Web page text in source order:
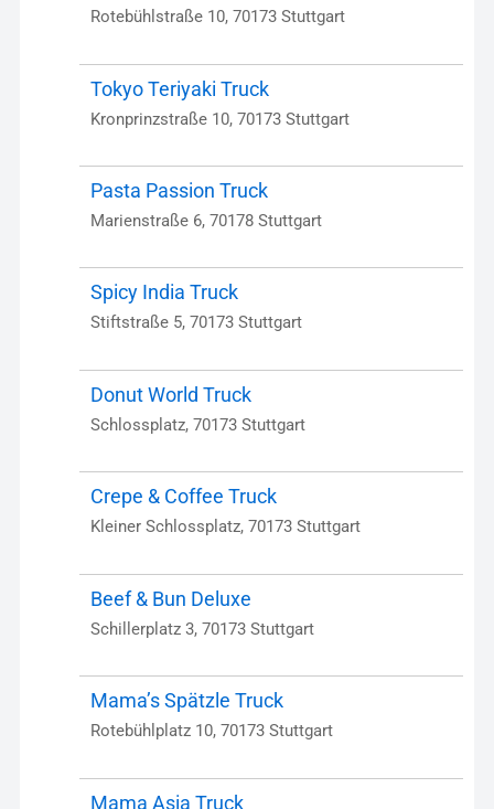
Rotebühlstraße 10, 70173 Stuttgart
Tokyo Teriyaki Truck
Kronprinzstraße 10, 70173 Stuttgart
Pasta Passion Truck
Marienstraße 6, 70178 Stuttgart
Spicy India Truck
Stiftstraße 5, 70173 Stuttgart
Donut World Truck
Schlossplatz, 70173 Stuttgart
Crepe & Coffee Truck
Kleiner Schlossplatz, 70173 Stuttgart
Beef & Bun Deluxe
Schillerplatz 3, 70173 Stuttgart
Mama’s Spätzle Truck
Rotebühlplatz 10, 70173 Stuttgart
Mama Asia Truck